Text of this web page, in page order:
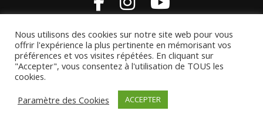
FameThemes. Traduit par Wp Trads.
Nous utilisons des cookies sur notre site web pour vous
offrir l'expérience la plus pertinente en mémorisant vos
préférences et vos visites répétées. En cliquant sur
"Accepter", vous consentez à l'utilisation de TOUS les
cookies.
Paramètre des Cookies
ACCEPTER